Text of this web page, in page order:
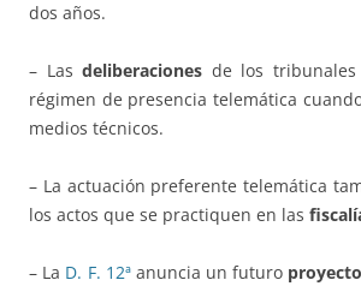
dos años.
– Las deliberaciones de los
régimen de presencia telemática
medios técnicos.
– La actuación preferente telemática
los actos que se practiquen en las
– La D. F. 12ªanuncia un futuro